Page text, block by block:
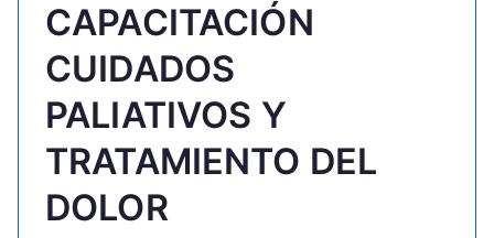
CAPACITACIÓN
CUIDADOS
PALIATIVOS Y
TRATAMIENTO DEL
DOLOR